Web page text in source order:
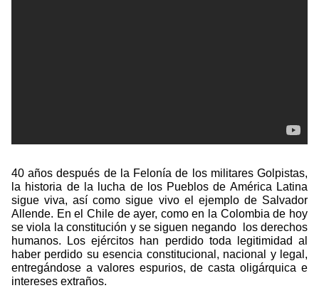
40 años después de la Felonía de los militares Golpistas,
la historia de la lucha de los Pueblos de América Latina
sigue viva, así como sigue vivo el ejemplo de Salvador
Allende. En el Chile de ayer, como en la Colombia de hoy
se viola la constitución y se siguen negando
los derechos
humanos. Los ejércitos han perdido toda legitimidad al
haber perdido su esencia constitucional, nacional y legal,
entregándose a valores espurios, de casta oligárquica e
intereses extraños.